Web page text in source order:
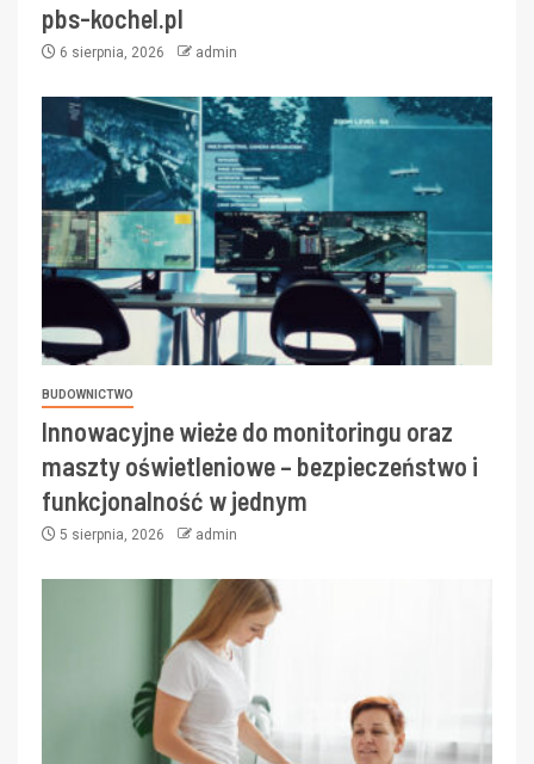
pbs-kochel.pl
6 sierpnia, 2026 admin
BUDOWNICTWO
Innowacyjne wieże do monitoringu oraz
maszty oświetleniowe – bezpieczeństwo i
funkcjonalność w jednym
5 sierpnia, 2026 admin